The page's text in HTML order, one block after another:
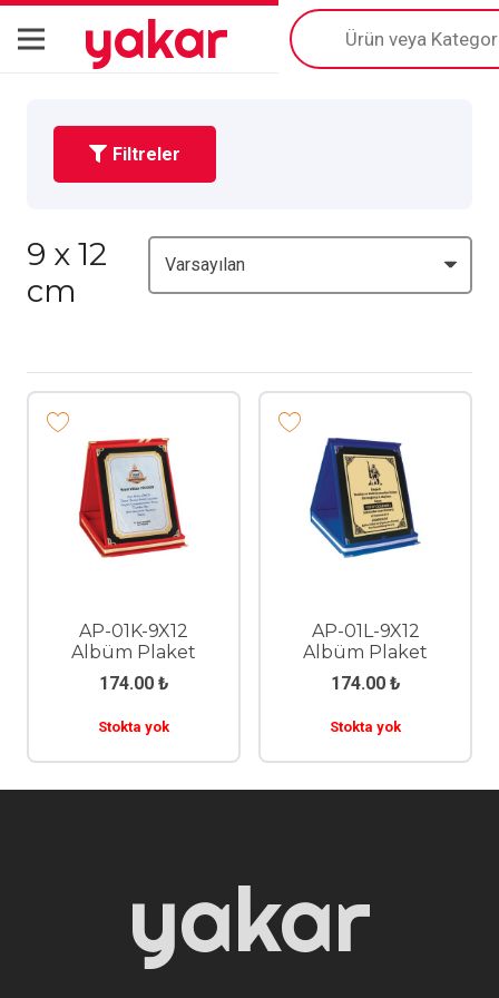
yakar
Products
search
Filtreler
9 x 12
cm
AP-01K-9X12
Albüm Plaket
174.00 ₺
Stokta yok
AP-01L-9X12
Albüm Plaket
174.00 ₺
Stokta yok
yakar